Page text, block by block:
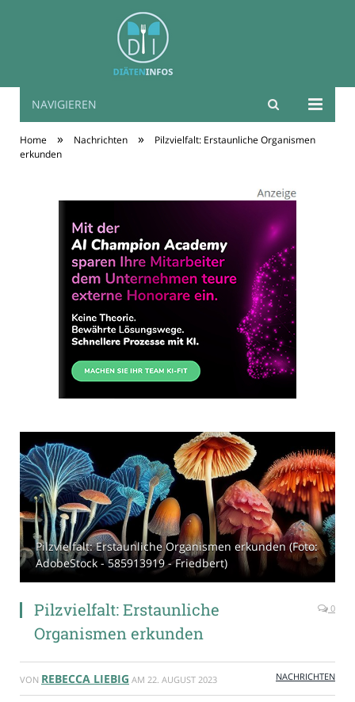
Diäten Infos
NAVIGIEREN
Home » Nachrichten »
Pilzvielfalt: Erstaunliche Organismen
erkunden
Pilzvielfalt: Erstaunliche Organismen erkunden (Foto:
AdobeStock - 585913919 - Friedbert)
Pilzvielfalt: Erstaunliche
Organismen erkunden
0
VON REBECCA LIEBIG AM 22. AUGUST 2023 NACHRICHTEN